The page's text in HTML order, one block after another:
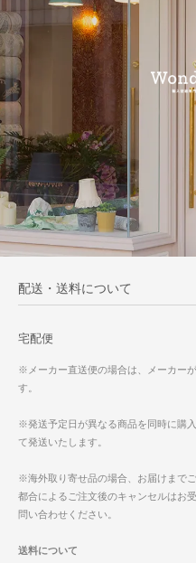
配送・送料について
宅配便
※メーカー直送便の場合は、メーカー
す。
※発送予定日が異なる商品を同時に購
て発送いたします。
※海外取り寄せ品の場合、お届けまで
都合によるご注文後のキャンセルはお
問い合わせください。
送料について